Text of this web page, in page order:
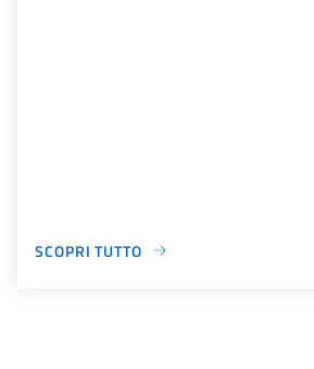
SCOPRI TUTTO